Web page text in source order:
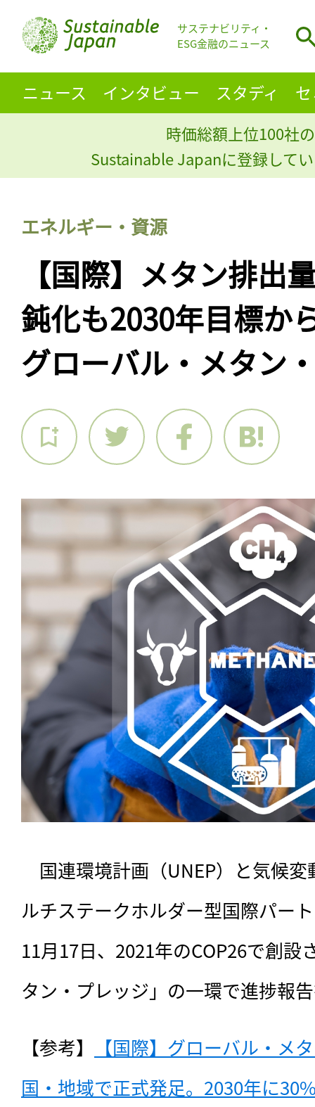
サステナビリティ・
ESG金融のニュース
ニュース インタビュー スタディ
時価総額上位100社
Sustainable Japanに登録して
エネルギー・資源
【国際】メタン排出
鈍化も2030年目標か
グローバル・メタン
国連環境計画（UNEP）と気候
ルチステークホルダー型国際パー
11月17日、2021年のCOP26で創設
タン・プレッジ」の一環で進捗報
【参考】
【国際】グローバル・メ
国・地域で正式発足。2030年に